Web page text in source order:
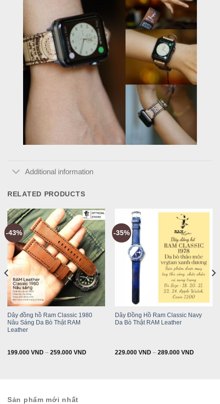
Additional information
RELATED PRODUCTS
-43%
Dây đồng hồ Ram Classic 1980
Nâu Sáng Da Bò Thật RAM
Leather
199.000 VND– 259.000 VND
-35%
Dây Đồng Hồ Ram Classic Navy
Da Bò Thật RAM Leather
229.000 VND– 289.000 VND
VND.
Sản phẩm mới nhất